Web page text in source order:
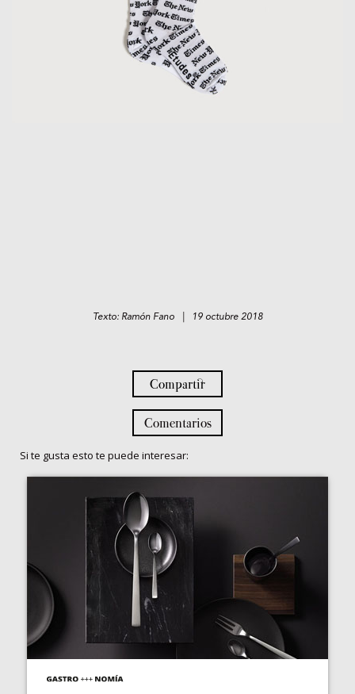
Texto: Ramón Fano | 19 octubre 2018
Compartir
Comentarios
Si te gusta esto te puede interesar: